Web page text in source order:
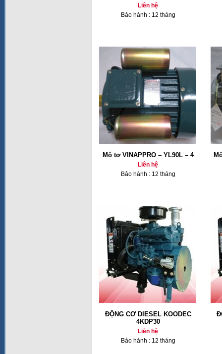
Liên hệ
Bảo hành : 12 tháng
Mô tơ VINAPPRO – YL90L – 4
Liên hệ
Bảo hành : 12 tháng
ĐỘNG CƠ DIESEL KOODEC
4KDP30
Liên hệ
Bảo hành : 12 tháng